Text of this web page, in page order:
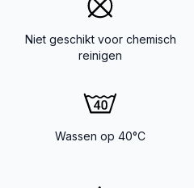
Niet geschikt voor chemisch
reinigen
Wassen op 40°C